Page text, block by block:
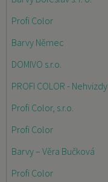
Profi Color
Barvy Němec
DOMIVO s.r.o.
PROFI COLOR - Nehvizdy
Profi Color, s.r.o.
Profi Color
Barvy – Věra Bučková
Profi Color